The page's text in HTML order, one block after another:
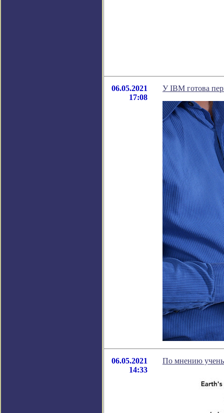
06.05.2021
17:08
У IBM готова
06.05.2021
14:33
По мнению